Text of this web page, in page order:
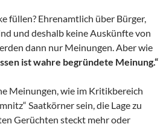
füllen? Ehrenamtlich über Bürger,
und deshalb keine Auskünfte von
dann nur Meinungen. Aber wie
ist wahre begründete Meinung.“
Meinungen, wie im Kritikbereich
Saatkörner sein, die Lage zu
Gerüchten steckt mehr oder